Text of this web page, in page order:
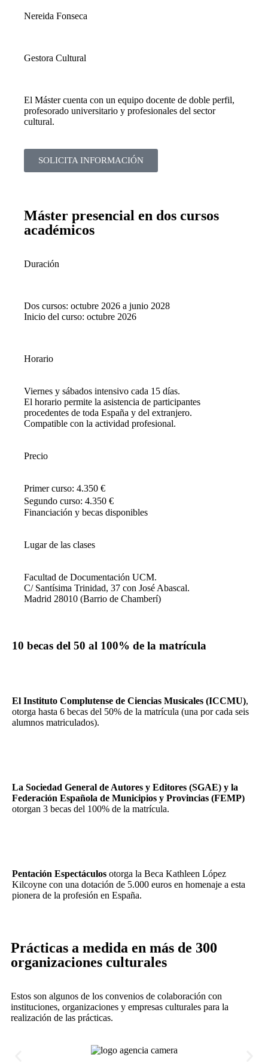
Nereida Fonseca
Gestora Cultural
El Máster cuenta con un equipo docente de doble perfil,
profesorado universitario y profesionales del sector
cultural.
SOLICITA INFORMACIÓN
Máster presencial en dos cursos
académicos
Duración
Dos cursos: octubre 2026 a junio 2028
Inicio del curso: octubre 2026
Horario
Viernes y sábados intensivo cada 15 días.
El horario permite la asistencia de participantes
procedentes de toda España y del extranjero.
Compatible con la actividad profesional.
Precio
Primer curso: 4.350 €
Segundo curso: 4.350 €
Financiación y becas disponibles
Lugar de las clases
Facultad de Documentación UCM.
C/ Santísima Trinidad, 37 con José Abascal.
Madrid 28010 (Barrio de Chamberí)
10 becas del 50 al 100% de la matrícula
El Instituto Complutense de Ciencias Musicales (ICCMU),
otorga hasta 6 becas del 50% de la matrícula (una por cada seis
alumnos matriculados).
La Sociedad General de Autores y Editores (SGAE) y la
Federación Española de Municipios y Provincias (FEMP)
otorgan 3 becas del 100% de la matrícula.
Pentación Espectáculos otorga la Beca Kathleen López
Kilcoyne con una dotación de 5.000 euros en homenaje a esta
pionera de la profesión en España.
Prácticas a medida en más de 300
organizaciones culturales
Estos son algunos de los convenios de colaboración con
instituciones, organizaciones y empresas culturales para la
realización de las prácticas.